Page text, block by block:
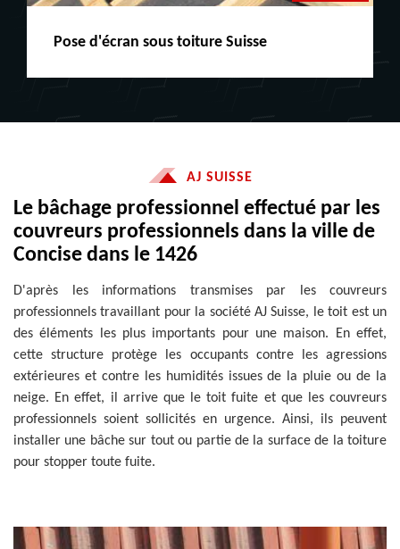
Peinture boiserie LE
AJ SUISSE
Le bâchage professionnel effectué par les
couvreurs professionnels dans la ville de
Concise dans le 1426
D'après les informations transmises par les couvreurs
professionnels travaillant pour la société AJ Suisse, le toit est un
des éléments les plus importants pour une maison. En effet,
cette structure protège les occupants contre les agressions
extérieures et contre les humidités issues de la pluie ou de la
neige. En effet, il arrive que le toit fuite et que les couvreurs
professionnels soient sollicités en urgence. Ainsi, ils peuvent
installer une bâche sur tout ou partie de la surface de la toiture
pour stopper toute fuite.